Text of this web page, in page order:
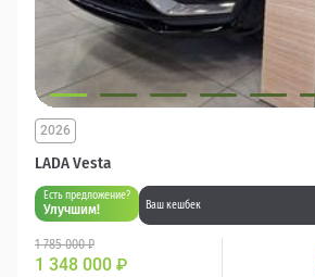
LADA Vesta
2026
Есть предложение?
Улучшим! Ваш кешбек
1 785 000 ₽
1 348 000 ₽